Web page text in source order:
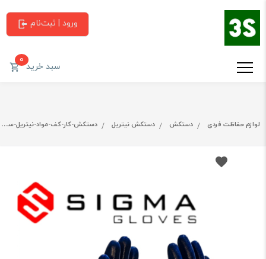
ورود | ثبت‌نام
سبد خرید0
لوازم حفاظت فردی دستکش دستکش نیتریل دستکش-کار-کف-مواد-نیتریل-سیگما-کد312-یک-کارتن-(180جفت)